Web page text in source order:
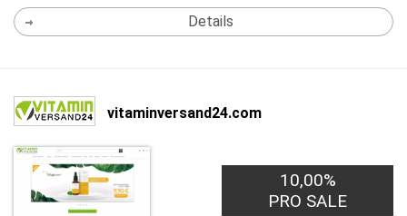
Details
vitaminversand24.com
10,00%
PRO SALE